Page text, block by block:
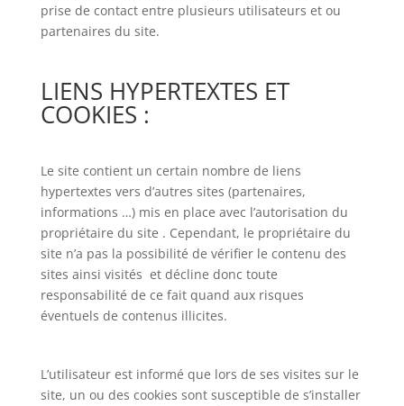
prise de contact entre plusieurs utilisateurs et ou
partenaires du site.
LIENS HYPERTEXTES ET
COOKIES :
Le site contient un certain nombre de liens
hypertextes vers d’autres sites (partenaires,
informations …) mis en place avec l’autorisation du
propriétaire du site . Cependant, le propriétaire du
site n’a pas la possibilité de vérifier le contenu des
sites ainsi visités et décline donc toute
responsabilité de ce fait quand aux risques
éventuels de contenus illicites.
L’utilisateur est informé que lors de ses visites sur le
site, un ou des cookies sont susceptible de s’installer